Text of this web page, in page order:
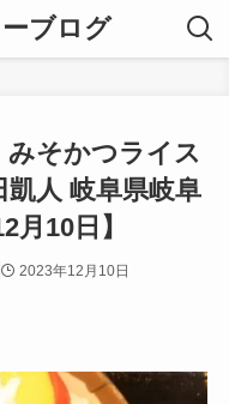
ブログ
みそかつライス
凱人 岐阜県岐阜
10日】
2023年12月10日